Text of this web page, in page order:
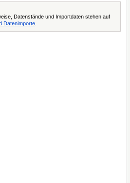
Datenstände und Importdaten stehen auf
Datenimporte